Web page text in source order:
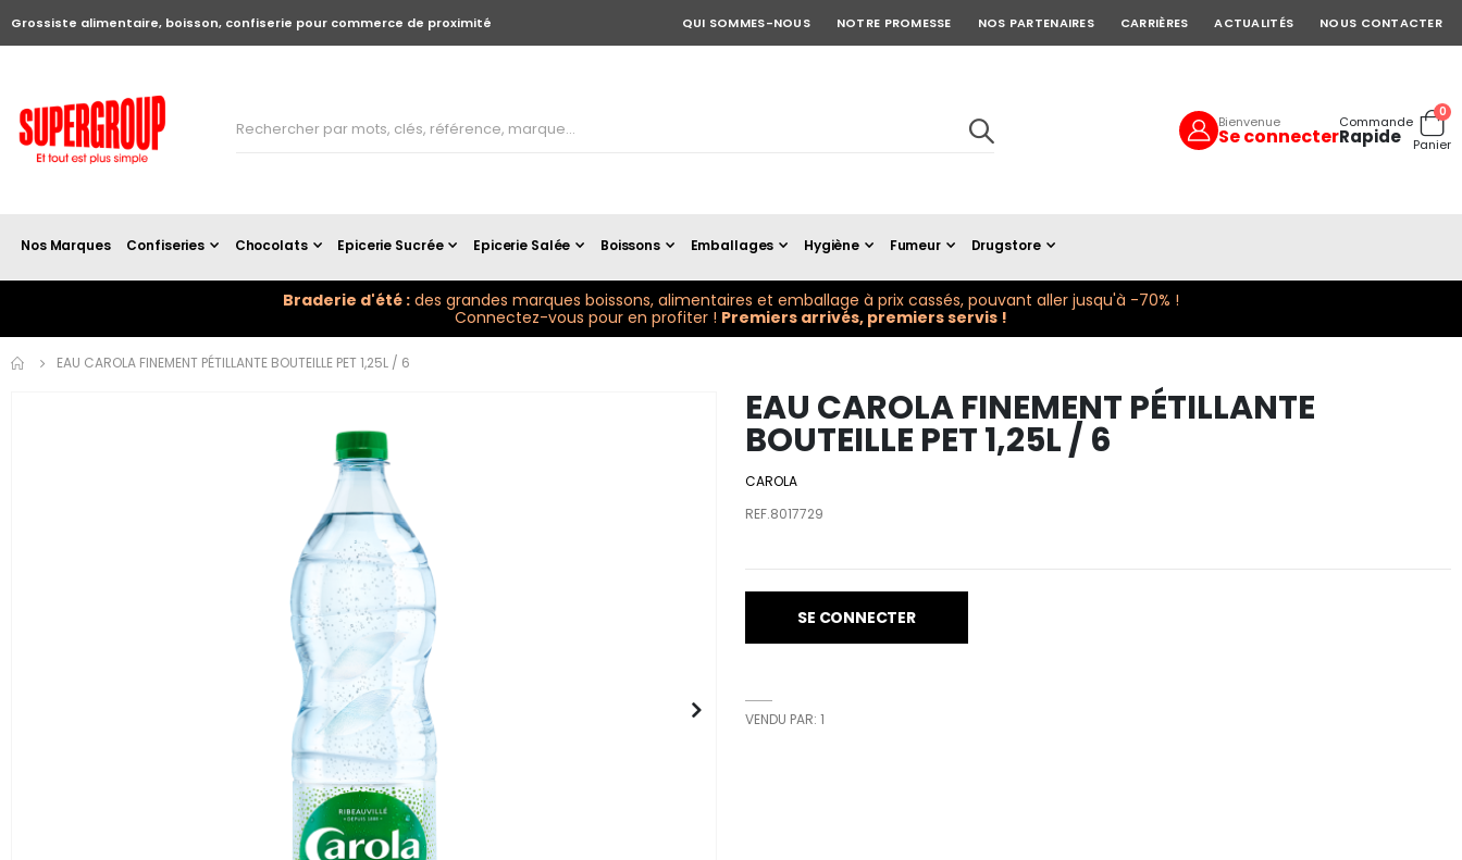
Grossiste alimentaire, boisson, confiserie pour commerce de proximité QUI SOMMES-NOUS NOTRE PROMESSE NOS PARTENAIRES CARRIÈRES ACTUALITÉS NOUS CONTACTER
Bienvenue
Se connecter
Commande
Rapide Cart
0
Panier
Nos Marques Confiseries Chocolats Epicerie Sucrée Epicerie Salée Boissons Emballages Hygiène Fumeur Drugstore
Braderie d'été : des grandes marques boissons, alimentaires et emballage à prix cassés, pouvant aller jusqu'à -70% !
Connectez-vous pour en profiter ! Premiers arrivés, premiers servis !
EAU CAROLA FINEMENT PÉTILLANTE BOUTEILLE PET 1,25L / 6
the
EAU CAROLA FINEMENT PÉTILLANTE
BOUTEILLE PET 1,25L / 6
CAROLA
REF.8017729
SE CONNECTER
VENDU PAR: 1